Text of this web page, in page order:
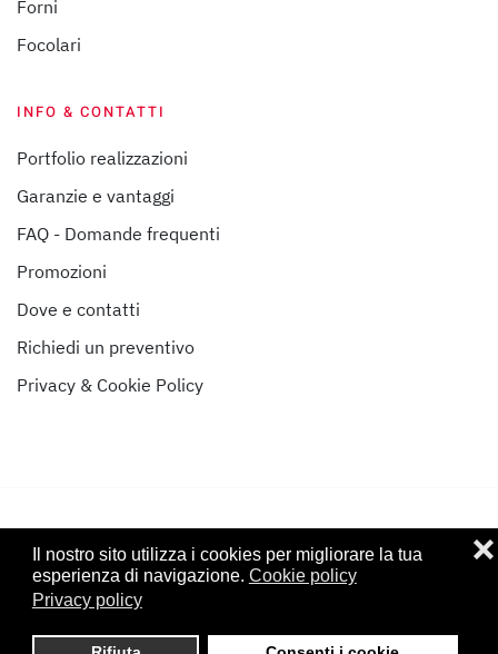
Il nostro sito utilizza i cookies per migliorare la tua
esperienza di navigazione. Cookie policy
Privacy policy
❌
Forni
Focolari
INFO & CONTATTI
Portfolio realizzazioni
Garanzie e vantaggi
FAQ - Domande frequenti
Promozioni
Dove e contatti
Richiedi un preventivo
Privacy & Cookie Policy
©2024Stufe & Camini Siena di Alessandro Forte - P.IVA:
01122950528 - Iscritta al CCIAA di Siena: SI - 122307